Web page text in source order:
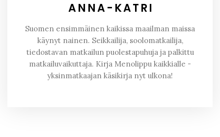
ANNA-KATRI
Suomen ensimmäinen kaikissa maailman maissa
käynyt nainen. Seikkailija, soolomatkailija,
tiedostavan matkailun puolestapuhuja ja palkittu
matkailuvaikuttaja. Kirja Menolippu kaikkialle -
yksinmatkaajan käsikirja nyt ulkona!